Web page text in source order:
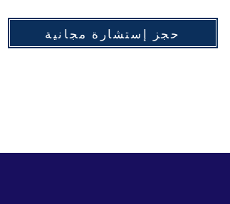
حجز إستشارة مجانية